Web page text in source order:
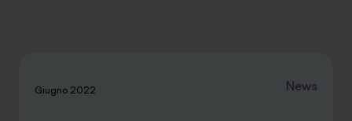
Giugno 2022 News